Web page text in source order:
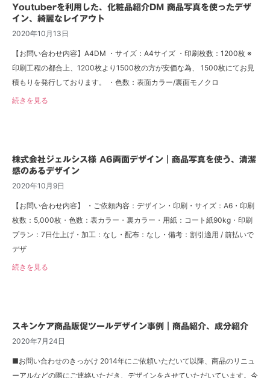
Youtuberを利用した、化粧品紹介DM 商品写真を使ったデザ
イン、綺麗なレイアウト
2020年10月13日
【お問い合わせ内容】A4DM ・サイズ：A4サイズ ・印刷枚数：1200枚 ※
印刷工程の都合上、1200枚より1500枚の方が安価な為、 1500枚にてお見
積もりを発行しております。 ・色数：表面カラー/裏面モノクロ
続きを見る
株式会社ジェルシス様 A6両面デザイン｜商品写真を使う、清潔
感のあるデザイン
2020年10月9日
【お問い合わせ内容】 ・ご依頼内容：デザイン・印刷・サイズ：A6・印刷
枚数：5,000枚・色数：表カラー・裏カラー・用紙：コート紙90kg・印刷
プラン：7日仕上げ・加工：なし・配布：なし・備考：割引適用 / 前払いで
デザ
続きを見る
スキンケア商品販促ツールデザイン事例｜商品紹介、成分紹介
2020年7月24日
■お問い合わせのきっかけ 2014年にご依頼いただいて以降、商品のリニュ
ーアルなどの際にご連絡いただき、デザインをさせていただいています。今